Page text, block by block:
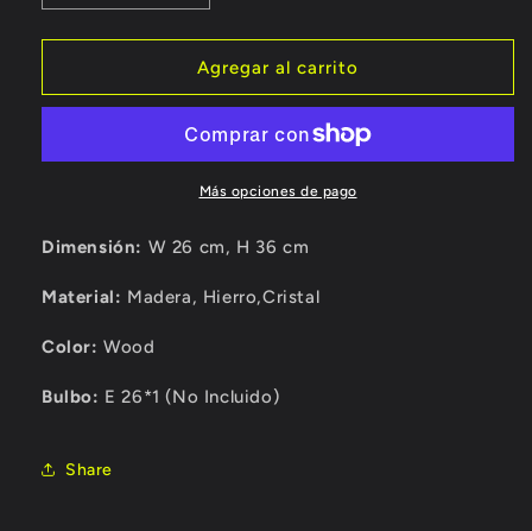
cantidad
para
1
cantidad
para
Arbotante
1
Agregar al carrito
Más opciones de pago
Dimensión: W 26 cm, H 36 cm
Material: Madera, Hierro,Cristal
Color: Wood
Bulbo: E 26*1 (No Incluido)
Share